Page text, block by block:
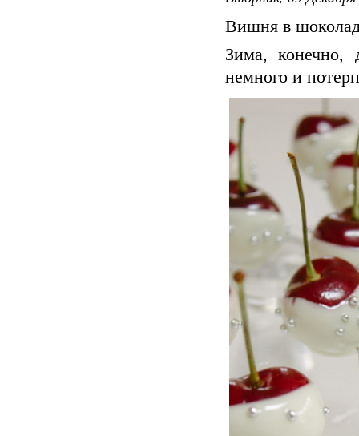
Вишня в
Зима, конечно,
немного и